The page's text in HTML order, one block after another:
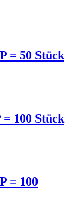
= 50 Stück
100 Stück
= 100